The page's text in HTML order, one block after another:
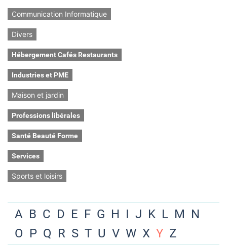
Communication Informatique
Divers
Hébergement Cafés Restaurants
Industries et PME
Maison et jardin
Professions libérales
Santé Beauté Forme
Services
Sports et loisirs
A B C D E F G H I J K L M N
O P Q R S T U V W X Y Z